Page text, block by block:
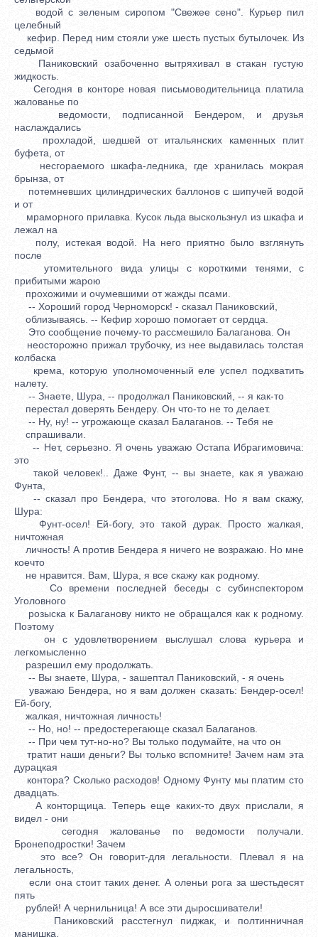
водой с зеленым сиропом "Свежее сено". Курьер пил
целебный
кефир. Перед ним стояли уже шесть пустых бутылочек. Из
седьмой
Паниковский озабоченно вытряхивал в стакан густую
жидкость.
Сегодня в конторе новая письмоводительница платила
жалованье по
ведомости, подписанной Бендером, и друзья
наслаждались
прохладой, шедшей от итальянских каменных плит
буфета, от
несгораемого шкафа-ледника, где хранилась мокрая
брынза, от
потемневших цилиндрических баллонов с шипучей водой
и от
мраморного прилавка. Кусок льда выскользнул из шкафа и
лежал на
полу, истекая водой. На него приятно было взглянуть
после
утомительного вида улицы с короткими тенями, с
прибитыми жарою
прохожими и очумевшими от жажды псами.
-- Хороший город Черноморск! - сказал Паниковский,
облизываясь. -- Кефир хорошо помогает от сердца.
Это сообщение почему-то рассмешило Балаганова. Он
неосторожно прижал трубочку, из нее выдавилась толстая
колбаска
крема, которую уполномоченный еле успел подхватить
налету.
-- Знаете, Шура, -- продолжал Паниковский, -- я как-то
перестал доверять Бендеру. Он что-то не то делает.
-- Ну, ну! -- угрожающе сказал Балаганов. -- Тебя не
спрашивали.
-- Нет, серьезно. Я очень уважаю Остапа Ибрагимовича:
это
такой человек!.. Даже Фунт, -- вы знаете, как я уважаю
Фунта,
-- сказал про Бендера, что этоголова. Но я вам скажу,
Шура:
Фунт-осел! Ей-богу, это такой дурак. Просто жалкая,
ничтожная
личность! А против Бендера я ничего не возражаю. Но мне
коечто
не нравится. Вам, Шура, я все скажу как родному.
Со времени последней беседы с субинспектором
Уголовного
розыска к Балаганову никто не обращался как к родному.
Поэтому
он с удовлетворением выслушал слова курьера и
легкомысленно
разрешил ему продолжать.
-- Вы знаете, Шура, - зашептал Паниковский, - я очень
уважаю Бендера, но я вам должен сказать: Бендер-осел!
Ей-богу,
жалкая, ничтожная личность!
-- Но, но! -- предостерегающе сказал Балаганов.
-- При чем тут-но-но? Вы только подумайте, на что он
тратит наши деньги? Вы только вспомните! Зачем нам эта
дурацкая
контора? Сколько расходов! Одному Фунту мы платим сто
двадцать.
А конторщица. Теперь еще каких-то двух прислали, я
видел - они
сегодня жалованье по ведомости получали.
Бронеподростки! Зачем
это все? Он говорит-для легальности. Плевал я на
легальность,
если она стоит таких денег. А оленьи рога за шестьдесят
пять
рублей! А чернильница! А все эти дыросшиватели!
Паниковский расстегнул пиджак, и полтинничная
манишка,